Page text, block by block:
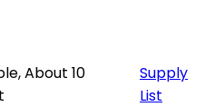
About 10
Supply
List